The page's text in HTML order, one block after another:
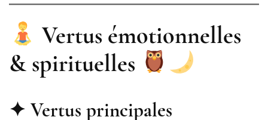
Vertus émotionnelles
& spirituelles
✦ Vertus principales